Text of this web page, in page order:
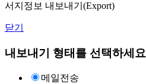
서지정보 내보내기(Export)
닫기
내보내기 형태를 선택하세요
메일전송